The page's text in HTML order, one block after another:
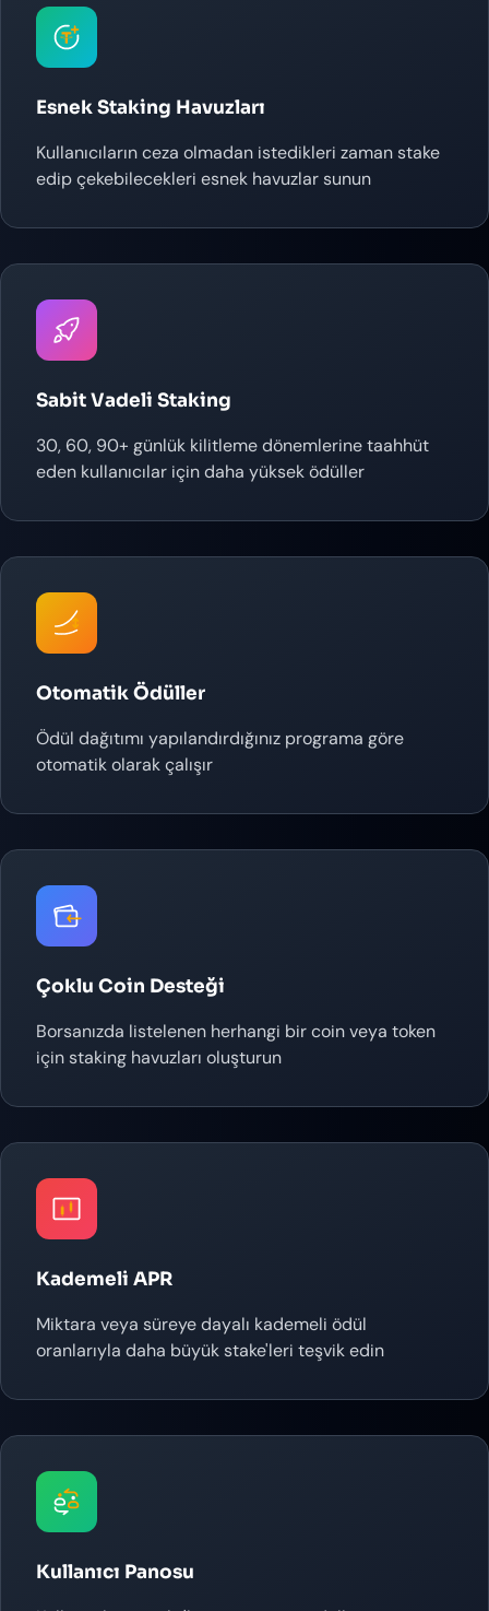
Esnek Staking Havuzları
Kullanıcıların ceza olmadan istedikleri zaman stake
edip çekebilecekleri esnek havuzlar sunun
Sabit Vadeli Staking
30, 60, 90+ günlük kilitleme dönemlerine taahhüt
eden kullanıcılar için daha yüksek ödüller
Otomatik Ödüller
Ödül dağıtımı yapılandırdığınız programa göre
otomatik olarak çalışır
Çoklu Coin Desteği
Borsanızda listelenen herhangi bir coin veya token
için staking havuzları oluşturun
Kademeli APR
Miktara veya süreye dayalı kademeli ödül
oranlarıyla daha büyük stake'leri teşvik edin
Kullanıcı Panosu